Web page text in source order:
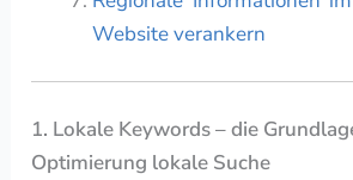
Website verankern
1. Lokale Keywords – die
Optimierung lokale Suche